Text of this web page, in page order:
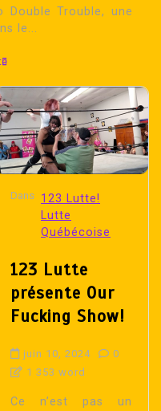
Trouble, une
le...
Dans 123 Lutte!
Lutte
Québécoise
123 Lutte
présente Our
Fucking Show!
juin 10, 2024
0
1 353 word
Ce n’est pas un